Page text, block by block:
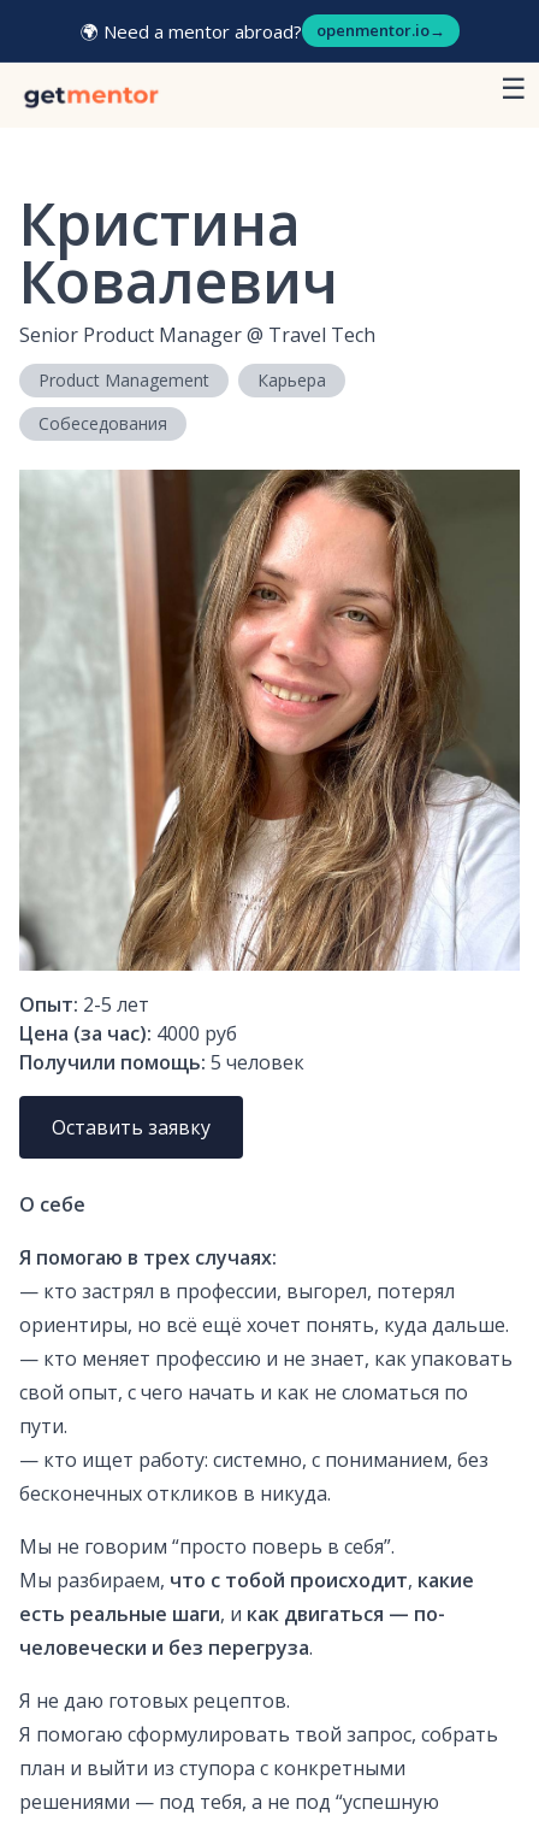
🌍 Need a mentor abroad? openmentor.io→
☰
Кристина
Ковалевич
Senior Product Manager@ Travel Tech
Product Management
Карьера
Собеседования
Опыт: 2-5 лет
Цена (за час): 4000 руб
Получили помощь: 5 человек
Оставить заявку
О себе
Я помогаю в трех случаях:
— кто застрял в профессии, выгорел, потерял
ориентиры, но всё ещё хочет понять, куда дальше.
— кто меняет профессию и не знает, как упаковать
свой опыт, с чего начать и как не сломаться по
пути.
— кто ищет работу: системно, с пониманием, без
бесконечных откликов в никуда.
Мы не говорим “просто поверь в себя”.
Мы разбираем, что с тобой происходит, какие
есть реальные шаги, и как двигаться — по-
человечески и без перегруза.
Я не даю готовых рецептов.
Я помогаю сформулировать твой запрос, собрать
план и выйти из ступора с конкретными
решениями — под тебя, а не под “успешную